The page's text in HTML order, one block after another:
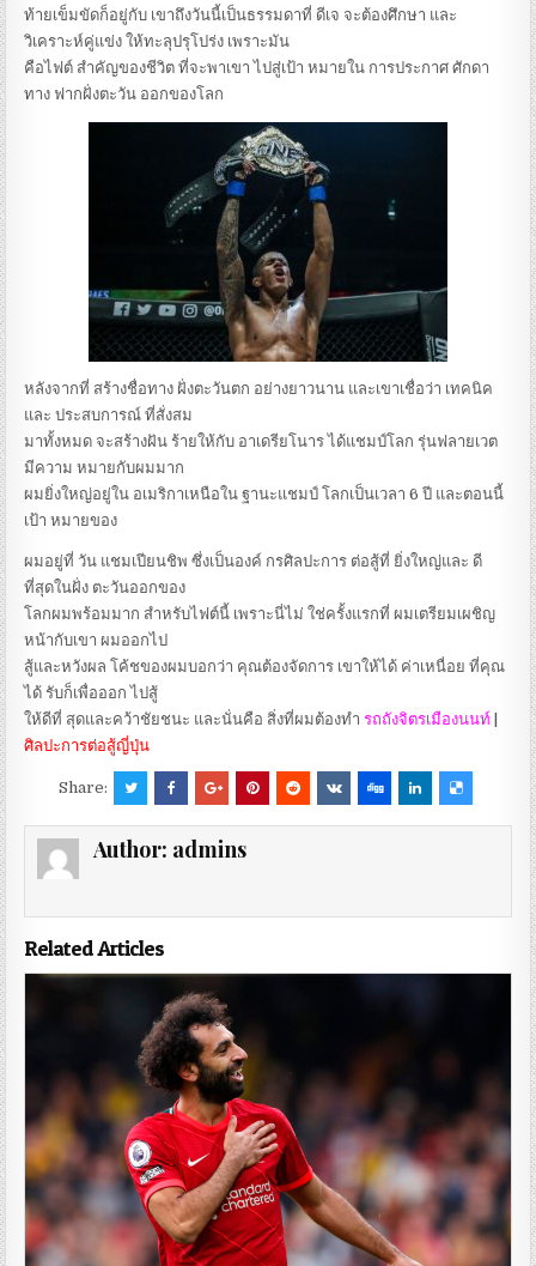
ท้ายเข็มขัดก็อยู่กับ เขาถึงวันนี้เป็นธรรมดาที่ ดีเจ จะต้องศึกษา และ
วิเคราะห์คู่แข่ง ให้ทะลุปรุโปร่ง เพราะมัน
คือไฟต์ สำคัญของชีวิต ที่จะพาเขา ไปสู่เป้า หมายใน การประกาศ ศักดา
ทาง ฟากฝั่งตะวัน ออกของโลก
หลังจากที่ สร้างชื่อทาง ฝั่งตะวันตก อย่างยาวนาน และเขาเชื่อว่า เทคนิค
และ ประสบการณ์ ที่สั่งสม
มาทั้งหมด จะสร้างฝัน ร้ายให้กับ อาเดรียโนาร ได้แชมป์โลก รุ่นฟลายเวต
มีความ หมายกับผมมาก
ผมยิ่งใหญ่อยู่ใน อเมริกาเหนือใน ฐานะแชมป์ โลกเป็นเวลา 6 ปี และตอนนี้
เป้า หมายของ
ผมอยู่ที่ วัน แชมเปียนชิพ ซึ่งเป็นองค์ กรศิลปะการ ต่อสู้ที่ ยิ่งใหญ่และ ดี
ที่สุดในฝั่ง ตะวันออกของ
โลกผมพร้อมมาก สำหรับไฟต์นี้ เพราะนี่ไม่ ใช่ครั้งแรกที่ ผมเตรียมเผชิญ
หน้ากับเขา ผมออกไป
สู้และหวังผล โค้ชของผมบอกว่า คุณต้องจัดการ เขาให้ได้ ค่าเหนื่อย ที่คุณ
ได้ รับก็เพื่อออก ไปสู้
ให้ดีที่ สุดและคว้าชัยชนะ และนั่นคือ สิ่งที่ผมต้องทำรถถังจิตรเมืองนนท์
ศิลปะการต่อสู้ญี่ปุ่น
Share:
Author: admins
Related Articles